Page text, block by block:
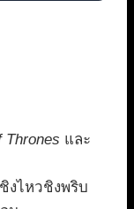
Thrones และ
งไหวชิงพริบ